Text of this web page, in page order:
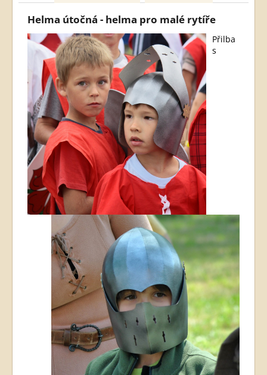
Helma útočná - helma pro malé rytíře
Přilba
s